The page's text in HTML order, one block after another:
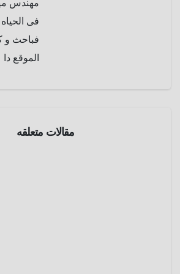
مهندس
فى الحياه
فباحث و
الموقع دا
مقالات متعلقه